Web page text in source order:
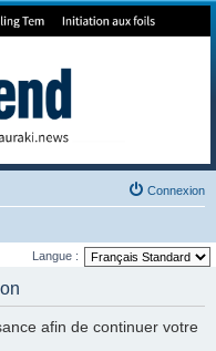
Connexion
Langue :
afin de continuer votre